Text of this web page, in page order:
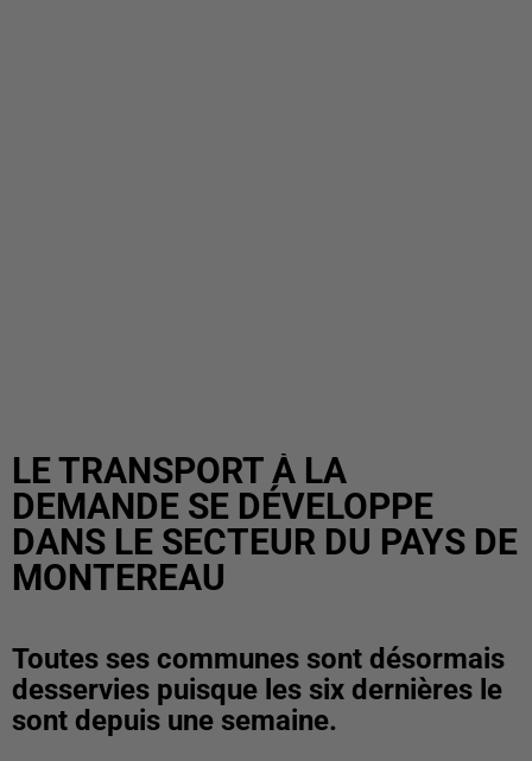
LE TRANSPORT À LA
DEMANDE SE DÉVELOPPE
DANS LE SECTEUR DU PAYS DE
MONTEREAU
Toutes ses communes sont désormais
desservies puisque les six dernières le
sont depuis une semaine.